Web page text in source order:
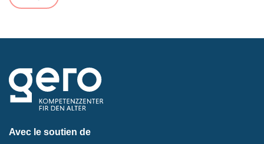
Avec le soutien de